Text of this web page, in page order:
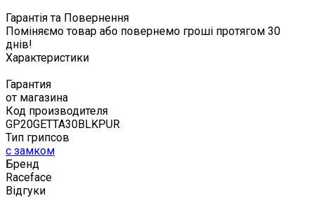
Гарантія та Повернення
Поміняємо товар або повернемо гроші протягом 30
днів!
Характеристики
Гарантия
от магазина
Код производителя
GP20GETTA30BLKPUR
Тип грипсов
с замком
Бренд
Raceface
Відгуки